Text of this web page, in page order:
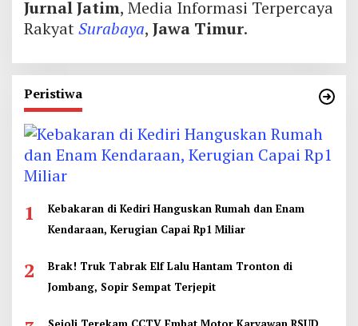
Jurnal Jatim, Media Informasi Terpercaya
RakyatSurabaya, Jawa Timur.
Peristiwa
1
Kebakaran di Kediri Hanguskan Rumah dan Enam
Kendaraan, Kerugian Capai Rp1 Miliar
2
Brak! Truk Tabrak Elf Lalu Hantam Tronton di
Jombang, Sopir Sempat Terjepit